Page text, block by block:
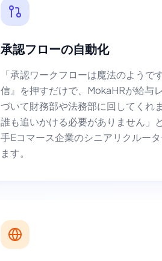
承認フローの自動化
「承認ワークフローは魔法のようで
信』を押すだけで、MokaHRが給与
づいて財務部や法務部に回してくれ
誰も追いかける必要がありません」
手Eコマース企業のシニアリクルータ
ます。